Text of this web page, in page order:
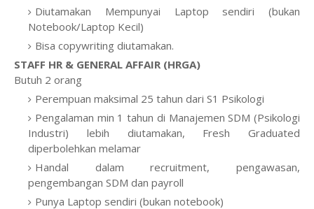
Diutamakan Mempunyai Laptop sendiri (bukan
Notebook/Laptop Kecil)
Bisa copywriting diutamakan.
STAFF HR & GENERAL AFFAIR (HRGA)
Butuh 2 orang
Perempuan maksimal 25 tahun dari S1 Psikologi
Pengalaman min 1 tahun di Manajemen SDM (Psikologi
Industri) lebih diutamakan, Fresh Graduated
diperbolehkan melamar
Handal dalam recruitment, pengawasan,
pengembangan SDM dan payroll
Punya Laptop sendiri (bukan notebook)